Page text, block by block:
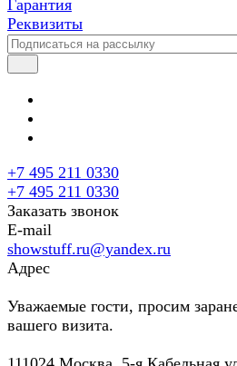
Гарантия
Реквизиты
+7 495 211 0330
+7 495 211 0330
Заказать звонок
E-mail
showstuff.ru@yandex.ru
Адрес
Уважаемые гости, просим
вашего визита.